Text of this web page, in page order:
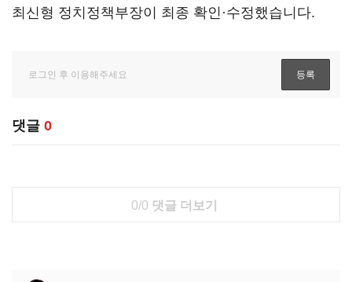
최신형 정치정책부장이 최종 확인·수정했습니다.
댓글 0
0/0 댓글 더보기